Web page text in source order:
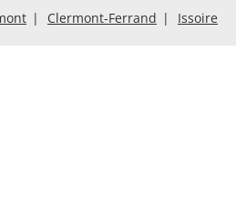
Clermont-Ferrand Issoire